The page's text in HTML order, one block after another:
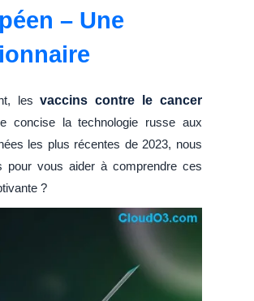
– Une
lesvaccins contre le cancer
concise la technologie russe aux
les plus récentes de 2023, nous
pour vous aider à comprendre ces
?